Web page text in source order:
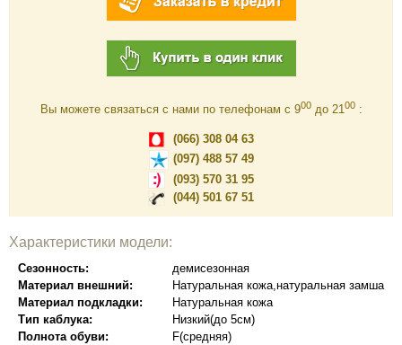
Вы можете связаться с нами по телефонам c 900до 21 00:
(066) 308 04 63
(097) 488 57 49
(093) 570 31 95
(044) 501 67 51
Характеристики модели:
Сезонность:
демисезонная
Материал внешний:
Натуральная кожа,натуральная замша
Материал подкладки:
Натуральная кожа
Тип каблука:
Низкий(до 5см)
Полнота обуви:
F(средняя)